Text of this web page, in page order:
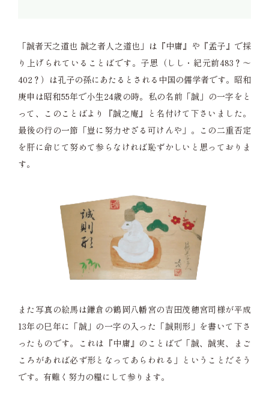
「誠者天之道也 誠之者人之道也」は『中庸』や『孟子』で採
り上げられていることばです。子思（しし・紀元前483？～
402？）は孔子の孫にあたるとされる中国の儒学者です。昭和
庚申は昭和55年で小生24歳の時。私の名前「誠」の一字をと
って、このことばより『誠之庵』と名付けて下さいました。
最後の行の一節「豈に努力せざる可けんや」。この二重否定
を肝に命じて努めて参らなければ恥ずかしいと思っておりま
す。
また写真の絵馬は鎌倉の鶴岡八幡宮の吉田茂穂宮司様が平成
13年の巳年に「誠」の一字の入った「誠則形」を書いて下さ
ったものです。これは『中庸』のことばで「誠、誠実、まご
ころがあれば必ず形となってあらわれる」ということだそう
です。有難く努力の糧にして参ります。